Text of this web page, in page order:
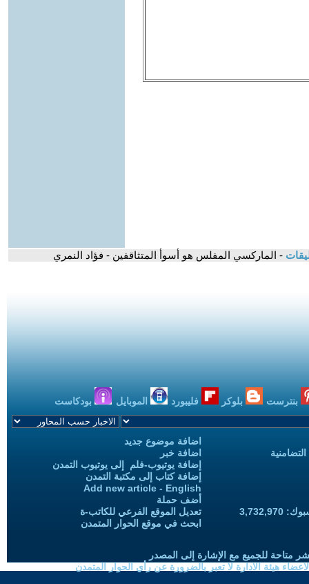
- الماركسي المفلس هو أسوأ المتثاقفين - فؤاد النمري
بنترست بلوكر فليبورد الموبايل بودكاست
اضافة موضوع جديد
اضافة خبر
إضافة يوتيوب-فلم إلى يوتيوب التمدن
إضافة كتاب إلى مكتبة التمدن
Add new article - English
أضف حملة
تعديل الموقع الفرعي للكاتب-ة
ابحث في موقع الحوار المتمدن
متاحة للجميع مع الإشارة إلى المصدر
هيئة الادارة لا تعبر بالضرورة عن رأي الحوار المتمدن